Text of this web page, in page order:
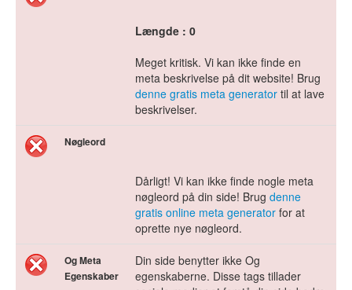
Længde : 0
Meget kritisk. Vi kan ikke finde en
meta beskrivelse på dit website! Brug
denne gratis meta generator til at lave
beskrivelser.
Nøgleord
Dårligt! Vi kan ikke finde nogle meta
nøgleord på din side! Brug denne
gratis online meta generator for at
oprette nye nøgleord.
Og Meta
Egenskaber
Din side benytter ikke Og
egenskaberne. Disse tags tillader